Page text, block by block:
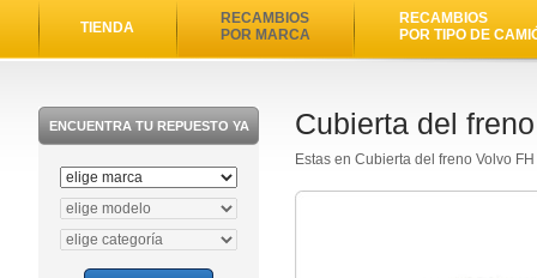
TIENDA
RECAMBIOS
POR MARCA
RECAMBIOS
POR TIPO DE
ENCUENTRA TU REPUESTO YA Cubierta del
Estas en Cubierta del freno Volvo FH